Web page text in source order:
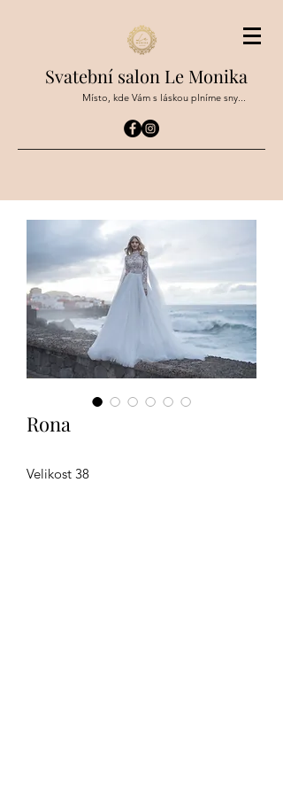
Svatební salon Le Monika
Místo, kde Vám s láskou plníme sny...
Rona
Velikost 38